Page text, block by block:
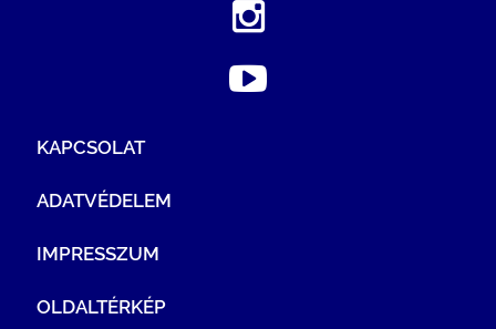
KAPCSOLAT
ADATVÉDELEM
IMPRESSZUM
OLDALTÉRKÉP